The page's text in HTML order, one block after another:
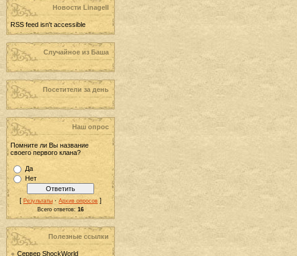
Новости LinageII
RSS feed isn't accessible
Случайное из Баша
Посетители за день
Наш опрос
Помните ли Вы название
своего первого клана?
Да
Нет
[ Результаты · Архив опросов ]
Всего ответов: 16
Полезные ссылки
Сервер ShockWorld